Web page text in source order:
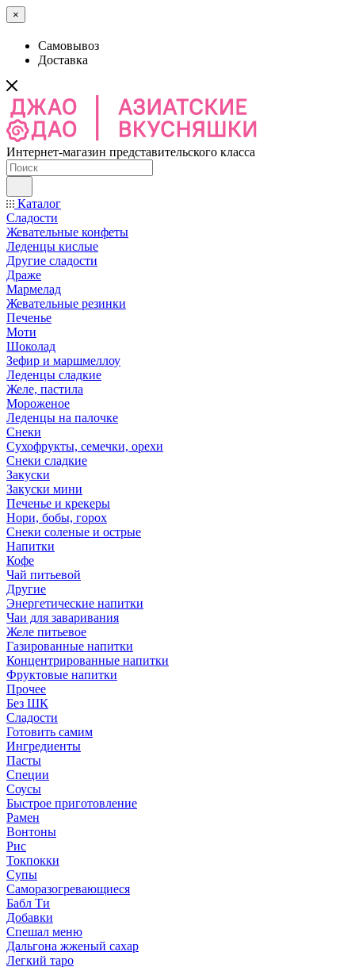
×
Самовывоз
Доставка
Интернет-магазин представительского класса
Каталог
Сладости
Жевательные конфеты
Леденцы кислые
Другие сладости
Драже
Мармелад
Жевательные резинки
Печенье
Моти
Шоколад
Зефир и маршмеллоу
Леденцы сладкие
Желе, пастила
Мороженое
Леденцы на палочке
Снеки
Сухофрукты, семечки, орехи
Снеки сладкие
Закуски
Закуски мини
Печенье и крекеры
Нори, бобы, горох
Снеки соленые и острые
Напитки
Кофе
Чай питьевой
Другие
Энергетические напитки
Чаи для заваривания
Желе питьевое
Газированные напитки
Концентрированные напитки
Фруктовые напитки
Прочее
Без ШК
Сладости
Готовить самим
Ингредиенты
Пасты
Специи
Соусы
Быстрое приготовление
Рамен
Вонтоны
Рис
Токпокки
Супы
Саморазогревающиеся
Бабл Ти
Добавки
Спешал меню
Дальгона жженый сахар
Легкий таро